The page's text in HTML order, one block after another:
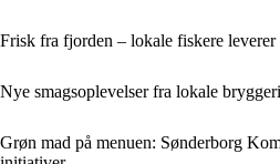
Frisk fra fjorden – lokale fiskere leverer
Nye smagsoplevelser fra lokale
Grøn mad på menuen: Sønderborg